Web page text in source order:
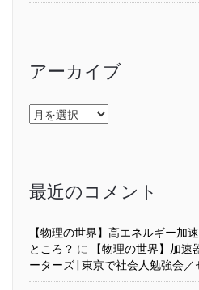
アーカイブ
ア
ー
最近のコメント
【物理の世界】高エネルギー加
ところ？ に
【物理の世界】加
ーターズ | 東京で社会人勉強会